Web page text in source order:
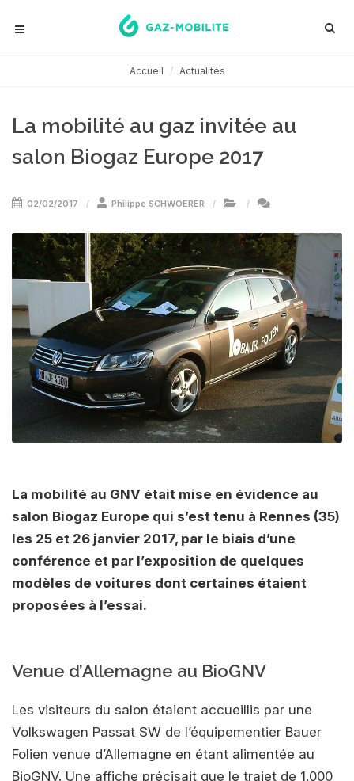
Accueil Actualités
La mobilité au gaz invitée au
salon Biogaz Europe 2017
02/02/2017 Philippe SCHWOERER
La mobilité au GNV était mise en évidence au
salon Biogaz Europe qui s’est tenu à Rennes (35)
les 25 et 26 janvier 2017, par le biais d’une
conférence et par l’exposition de quelques
modèles de voitures dont certaines étaient
proposées à l’essai.
Venue d’Allemagne au BioGNV
Les visiteurs du salon étaient accueillis par une
Volkswagen Passat SW de l’équipementier Bauer
Folien venue d’Allemagne en étant alimentée au
BioGNV. Une affiche précisait que le trajet de 1.000